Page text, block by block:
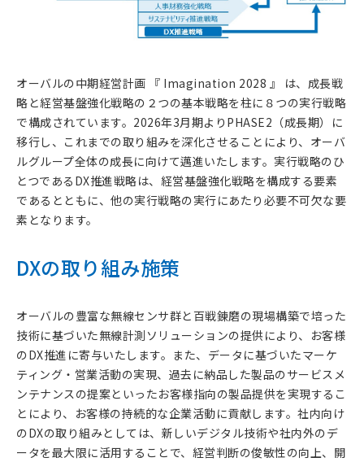
オーバルの中期経営計画 『 Imagination 2028 』 は、成長戦
略と経営基盤強化戦略の２つの基本戦略を柱に８つの実行戦略
で構成されています。2026年3月期よりPHASE2（成長期）に
移行し、これまでの取り組みを深化させることにより、オーバ
ルグループ全体の成長に向けて邁進いたします。実行戦略のひ
とつであるDX推進戦略は、経営基盤強化戦略を構成する要素
であるとともに、他の実行戦略の実行にあたり必要不可欠な要
素となります。
DXの取り組み施策
オーバルの豊富な無線センサ群と百戦錬磨の現場構築で培った
技術に基づいた無線計測ソリューションの提供により、お客様
のDX推進に寄与いたします。また、データに基づいたマーケ
ティング・営業活動の実現、過去に納品した製品のサービスメ
ンテナンスの提案といったお客様指向の製品提供を実現するこ
とにより、お客様の持続的な企業活動に貢献します。社内向け
のDXの取り組みとしては、新しいデジタル技術や社内外のデ
ータを最大限に活用することで、経営判断の俊敏性の向上、開